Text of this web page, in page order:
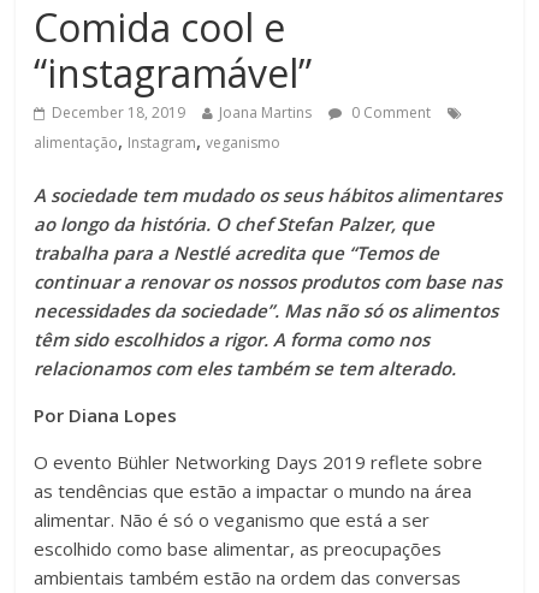
Comida cool e
“instagramável”
December 18, 2019 Joana Martins
0 Comment
alimentação, Instagram,veganismo
A sociedade tem mudado os seus hábitos alimentares
ao longo da história. O chef Stefan Palzer, que
trabalha para a Nestlé acredita que “Temos de
continuar a renovar os nossos produtos com base nas
necessidades da sociedade”. Mas não só os alimentos
têm sido escolhidos a rigor. A forma como nos
relacionamos com eles também se tem alterado.
Por Diana Lopes
O evento Bühler Networking Days 2019 reflete sobre
as tendências que estão a impactar o mundo na área
alimentar. Não é só o veganismo que está a ser
escolhido como base alimentar, as preocupações
ambientais também estão na ordem das conversas